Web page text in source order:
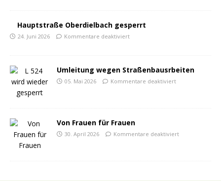
Hauptstraße Oberdielbach gesperrt
24. Juni 2026 Kommentare deaktiviert
Umleitung wegen Straßenbausrbeiten
05. Mai 2026 Kommentare deaktiviert
Von Frauen für Frauen
30. April 2026 Kommentare deaktiviert